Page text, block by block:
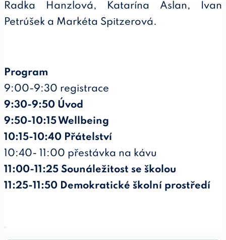
Radka Hanzlová, Katarína Aslan, Ivan
Petrúšek a Markéta Spitzerová.
Program
9:00-9:30 registrace
9:30-9:50 Úvod
9:50-10:15 Wellbeing
10:15-10:40 Přátelství
10:40- 11:00 přestávka na kávu
11:00-11:25 Sounáležitost se školou
11:25-11:50 Demokratické školní prostředí